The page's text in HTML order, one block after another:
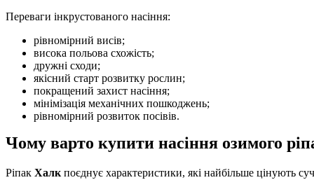
Переваги інкрустованого насіння:
рівномірний висів;
висока польова схожість;
дружні сходи;
якісний старт розвитку рослин;
покращений захист насіння;
мінімізація механічних пошкоджень;
рівномірний розвиток посівів.
Чому варто купити насіння озимого
Ріпак Халк поєднує характеристики, які найбільше цінують